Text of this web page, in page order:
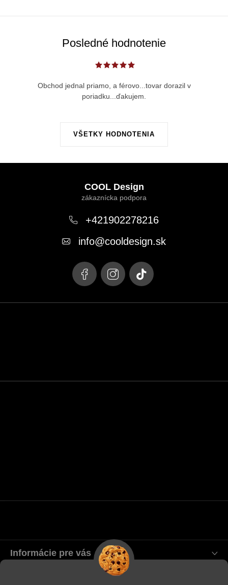
Posledné hodnotenie
VŠETKY HODNOTENIA
Obchod jednal priamo, a férovo...tovar dorazil v
poriadku...ďakujem.
COOL Design
+421902278216
info@cooldesign.sk
Informácie pre vás